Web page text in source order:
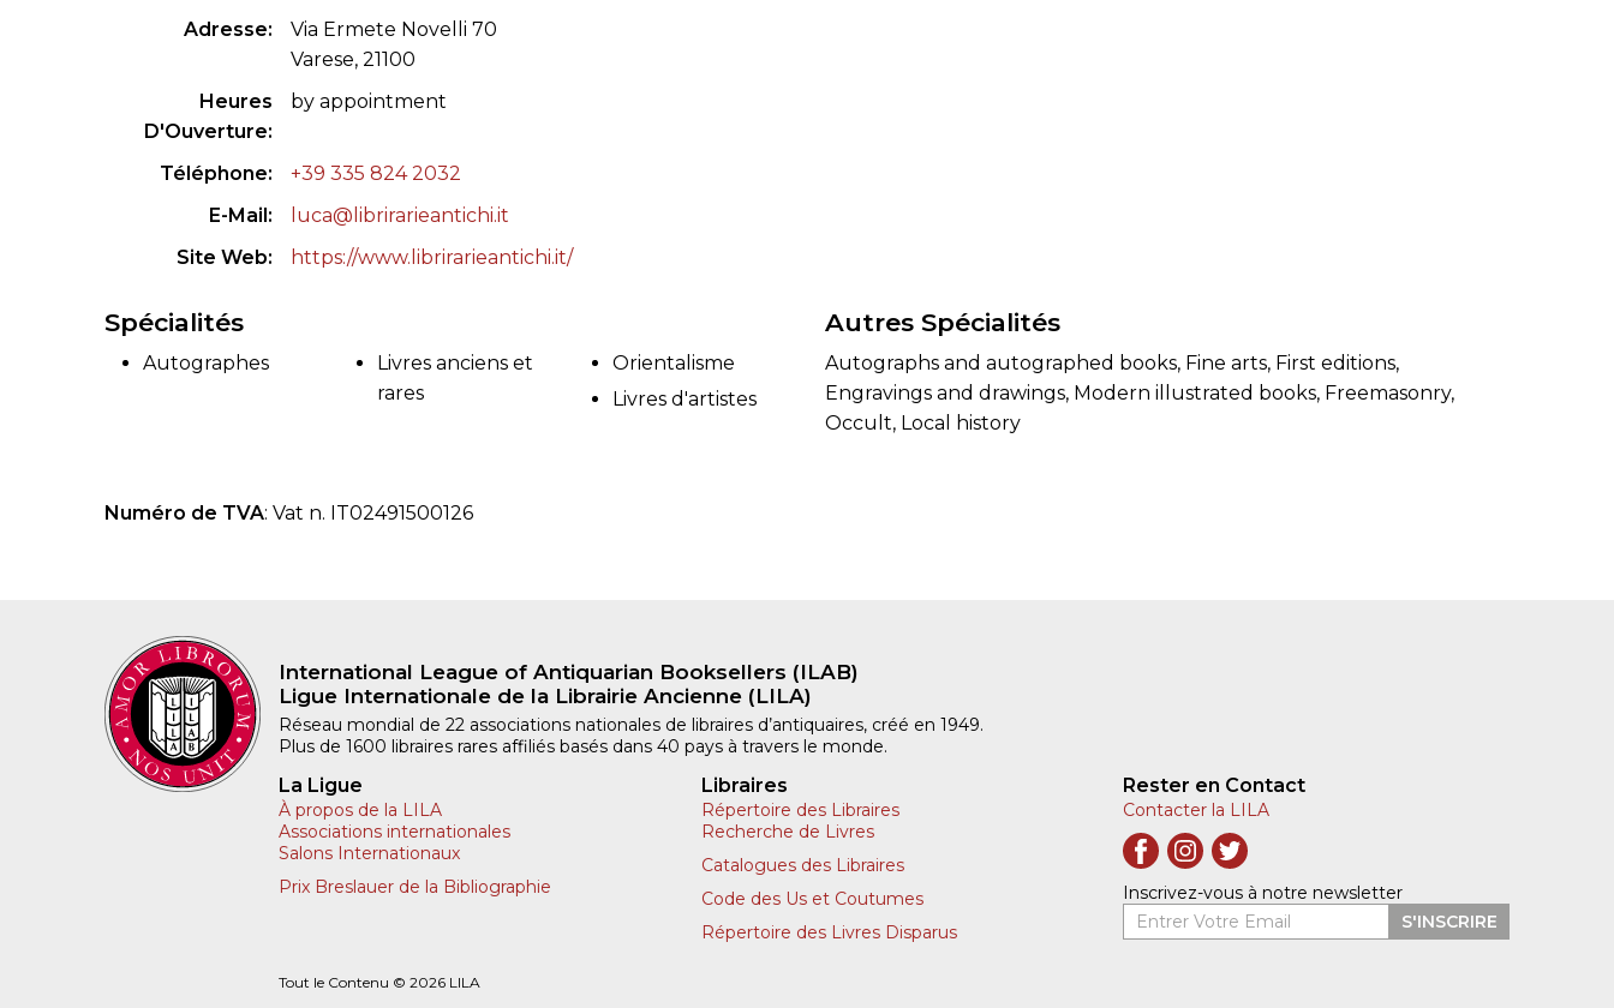
SALONS INTERNATIONAUX DE LA LILA
L'HISTOIRE DE LA LILA
VIDEOS AND RESSOURCES
CONTACT
RÉPERTOIRE DES LIBRAIRIES
Adresse
Via Ermete Novelli 70
Varese, 21100
Heures
D'Ouverture
by appointment
Téléphone
+39 335 824 2032
E-Mail
luca@librirarieantichi.it
Site Web
https://www.librirarieantichi.it/
Spécialités
Autographes
Livres anciens et
rares
Orientalisme
Livres d'artistes
Autres Spécialités
Autographs and autographed books, Fine arts, First editions,
Engravings and drawings, Modern illustrated books, Freemasonry,
Occult, Local history
Numéro de TVA: Vat n. IT02491500126
International League of Antiquarian Booksellers (ILAB)
Ligue Internationale de la Librairie Ancienne (LILA)
Réseau mondial de 22 associations nationales de libraires d’antiquaires, créé en 1949.
Plus de 1600 libraires rares affiliés basés dans 40 pays à travers le monde.
La Ligue
À propos de la LILA
Associations internationales
Salons Internationaux
Prix Breslauer de la Bibliographie
Libraires
Répertoire des Libraires
Recherche de Livres
Catalogues des Libraires
Code des Us et Coutumes
Répertoire des Livres Disparus
Rester en Contact
Contacter la LILA
Inscrivez-vous à notre newsletter
Entrer Votre Email
S'INSCRIRE
Tout le Contenu © 2026 LILA